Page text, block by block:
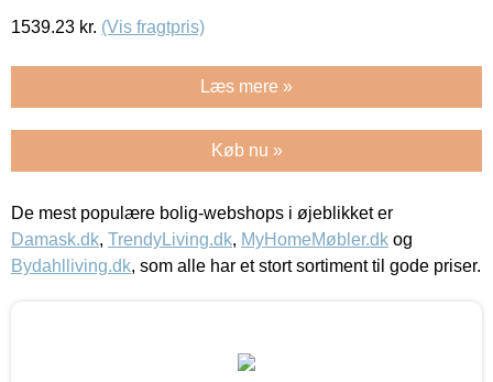
1539.23 kr. (Vis fragtpris)
Læs mere »
Køb nu »
De mest populære bolig-webshops i øjeblikket er
Damask.dk, TrendyLiving.dk, MyHomeMøbler.dk og
Bydahlliving.dk, som alle har et stort sortiment til gode priser.